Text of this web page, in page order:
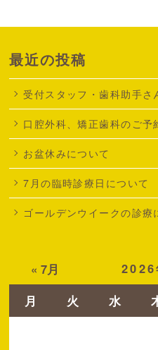
最近の投稿
受付スタッフ・歯科助手さ
口腔外科、矯正歯科のご予
お盆休みについて
7月の臨時診療日について
ゴールデンウイークの診療
2026
月
火 水
« 7月